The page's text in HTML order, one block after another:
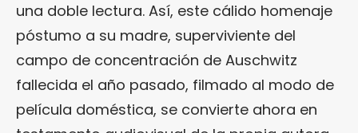
una doble lectura. Así, este cálido homenaje
póstumo a su madre, superviviente del
campo de concentración de Auschwitz
fallecida el año pasado, filmado al modo de
película doméstica, se convierte ahora en